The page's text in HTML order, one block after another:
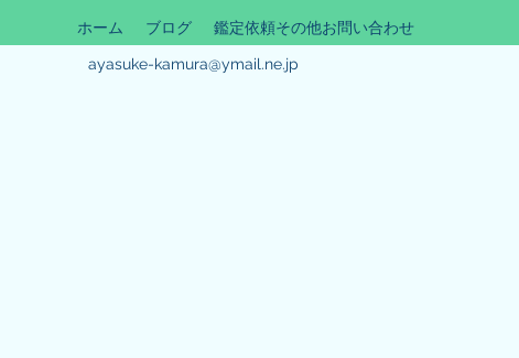
ホーム ブログ 鑑定依頼その他お問い合わせ
ayasuke-kamura@ymail.ne.jp